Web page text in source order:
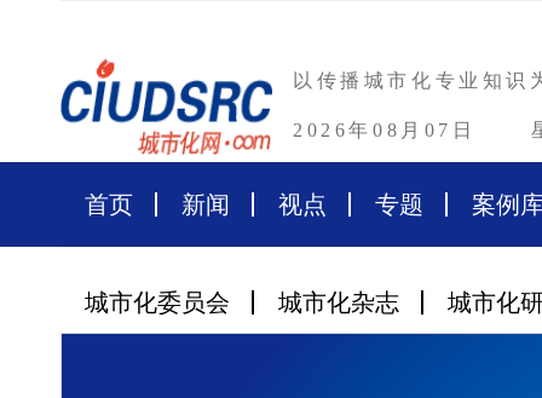
以传播城市化专业知识
2026年08月07日
首页 新闻 视点 专题 案例
城市化委员会 城市化杂志 城市化